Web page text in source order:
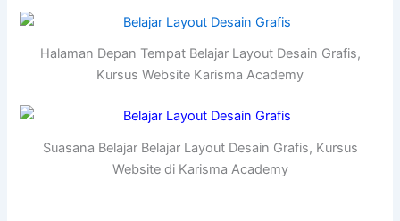
Halaman Depan Tempat Belajar Layout Desain Grafis,
Kursus Website Karisma Academy
Suasana Belajar Belajar Layout Desain Grafis, Kursus
Website di Karisma Academy